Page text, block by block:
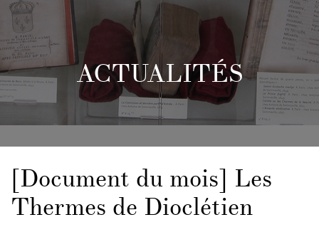
ACTUALITÉS
[Document du mois] Les
Thermes de Dioclétien